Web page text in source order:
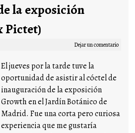
la exposición
Pictet)
Dejar un comentario
El jueves por la tarde tuve la
oportunidad de asistir al cóctel de
inauguración de la exposición
Growth en el Jardín Botánico de
Madrid. Fue una corta pero curiosa
experiencia que me gustaría